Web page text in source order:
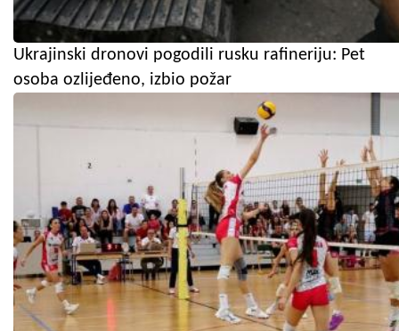
Ukrajinski dronovi pogodili rusku rafineriju: Pet
osoba ozlijeđeno, izbio požar